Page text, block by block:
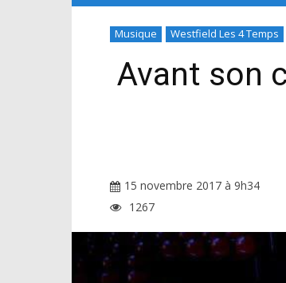
Musique Westfield Les 4 Temps
Avant son
15 novembre 2017 à 9h34
1267